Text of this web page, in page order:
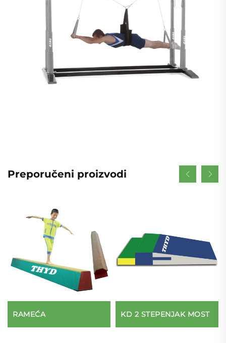
Preporučeni proizvodi
RAMEĆA KD 2 STEPENJAK MOST